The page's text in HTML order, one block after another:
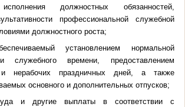
должностных обязанностей,
профессиональной служебной
должностного роста;
установлением нормальной
служебного времени, предоставлением
нерабочих праздничных дней, а также
основного и дополнительных отпусков;
и другие выплаты в соответствии с